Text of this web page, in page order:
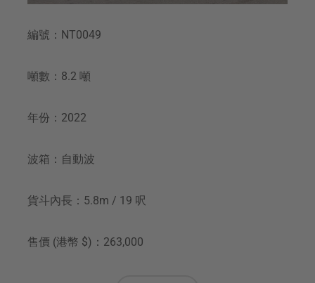
編號：NT0049
噸數：8.2 噸
年份：2022
波箱：自動波
貨斗內長：5.8m / 19 呎
售價 (港幣 $)：263,000